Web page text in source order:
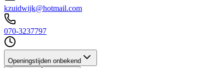
kzuidwijk@hotmail.com
070-3237797
Openingstijden onbekend